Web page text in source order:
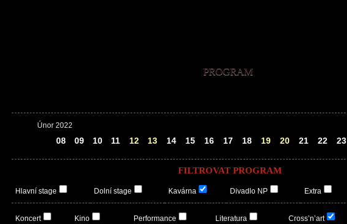
PROGRAM
Únor 2022
08 09 10 11 12 13 14 15 16 17 18 19 20 21 22 23
FILTROVAT PROGRAM
Hlavní stage Dolní stage Kavárna Divadlo NP Extra
Koncert
Kino
Performance
Literatura
Cross’n’art